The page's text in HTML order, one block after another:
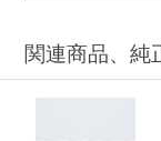
関連商品、純